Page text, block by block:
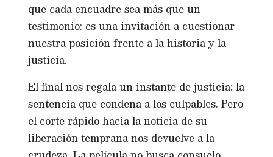
que cada encuadre sea más que un
testimonio: es una invitación a cuestionar
nuestra posición frente a la historia y la
justicia.
El final nos regala un instante de justicia: la
sentencia que condena a los culpables. Pero
el corte rápido hacia la noticia de su
liberación temprana nos devuelve a la